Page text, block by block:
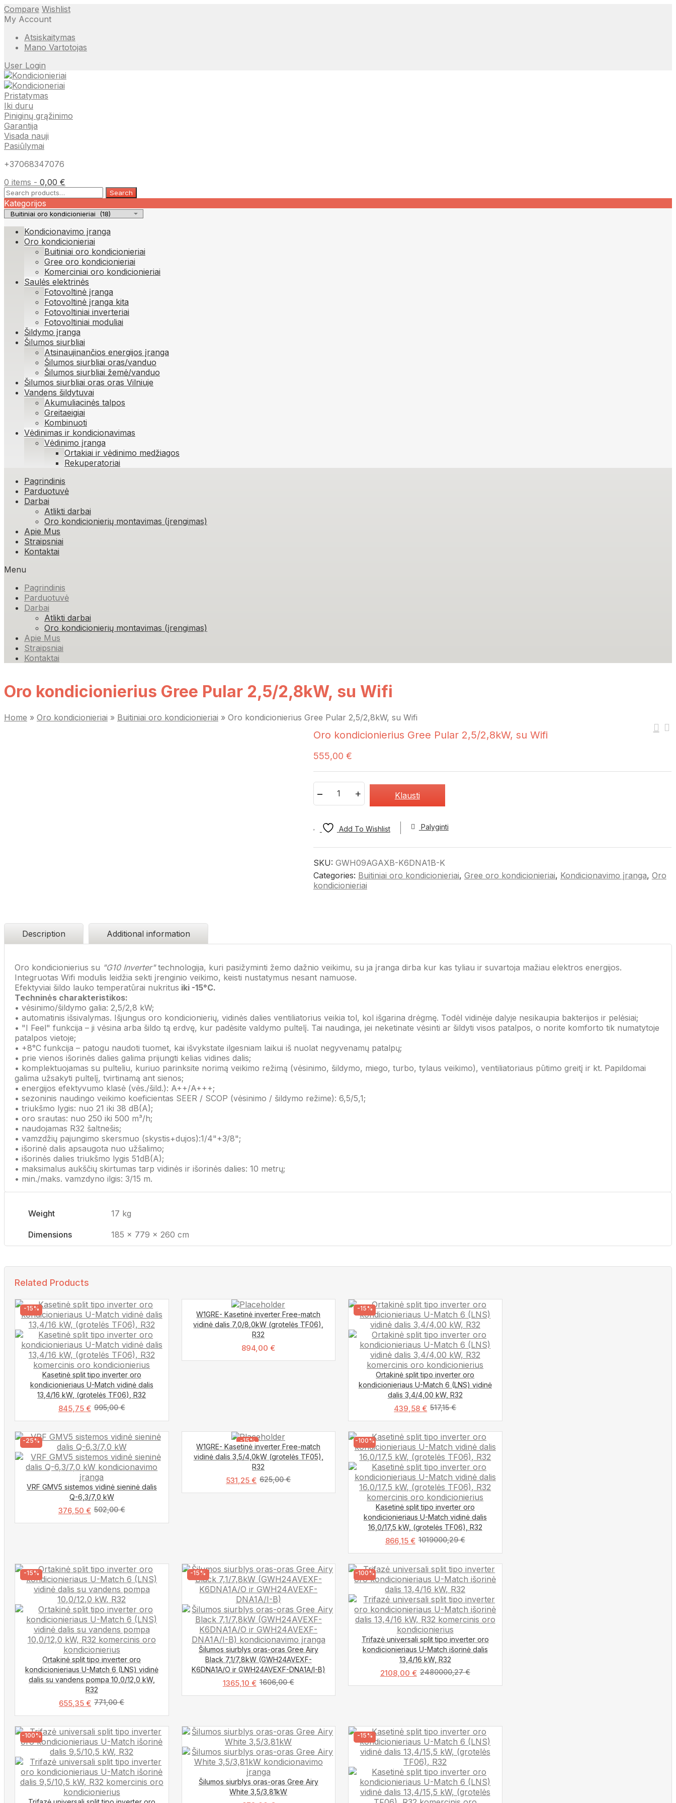
Compare Wishlist
My Account
Atsiskaitymas
Mano Vartotojas
User Login
Pristatymas
Iki duru
Piniginų grąžinimo
Garantija
Visada nauji
Pasiūlymai
+37068347076
0 items - 0,00 €
Search
for:
Search
Kategorijos
Kondicionavimo įranga
Oro kondicionieriai
Buitiniai oro kondicionieriai
Gree oro kondicionieriai
Komerciniai oro kondicionieriai
Saulės elektrinės
Fotovoltinė įranga
Fotovoltinė įranga kita
Fotovoltiniai inverteriai
Fotovoltiniai moduliai
Šildymo įranga
Šilumos siurbliai
Atsinaujinančios energijos įranga
Šilumos siurbliai oras/vanduo
Šilumos siurbliai žemė/vanduo
Šilumos siurbliai oras oras Vilniuje
Vandens šildytuvai
Akumuliacinės talpos
Greitaeigiai
Kombinuoti
Vėdinimas ir kondicionavimas
Vėdinimo įranga
Ortakiai ir vėdinimo medžiagos
Rekuperatoriai
Skip
content
Pagrindinis
Parduotuvė
Darbai
Atlikti darbai
Oro kondicionierių montavimas (įrengimas)
Apie Mus
Straipsniai
Kontaktai
Menu
Pagrindinis
Parduotuvė
Darbai
Atlikti darbai
Oro kondicionierių montavimas (įrengimas)
Apie Mus
Straipsniai
Kontaktai
Oro kondicionierius Gree Pular 2,5/2,8kW, su Wifi
Home » Oro kondicionieriai » Buitiniai oro kondicionieriai » Oro kondicionierius Gree Pular 2,5/2,8kW, su Wifi
Oro kondicionierius Gree Pular 2,5/2,8kW, su Wifi
555,00 €
Klausti
Add To Wishlist Palyginti
SKU: GWH09AGAXB-K6DNA1B-K
Categories: Buitiniai oro kondicionieriai, Gree oro kondicionieriai, Kondicionavimo įranga, Oro
kondicionieriai
Description Additional information
Oro kondicionierius su "G10 Inverter"technologija, kuri pasižyminti žemo dažnio veikimu, su ja įranga dirba kur kas tyliau ir suvartoja mažiau elektros energijos.
Integruotas Wifi modulis leidžia sekti įrenginio veikimo, keisti nustatymus nesant namuose.
Efektyviai šildo lauko temperatūrai nukritus iki -15°C.
Techninės charakteristikos:
• vėsinimo/šildymo galia: 2,5/2,8 kW;
• automatinis išsivalymas. Išjungus oro kondicionierių, vidinės dalies ventiliatorius veikia tol, kol išgarina drėgmę. Todėl vidinėje dalyje nesikaupia bakterijos ir pelėsiai;
• "I Feel" funkcija – ji vėsina arba šildo tą erdvę, kur padėsite valdymo pultelį. Tai naudinga, jei neketinate vėsinti ar šildyti visos patalpos, o norite komforto tik numatytoje
patalpos vietoje;
• +8°C funkcija – patogu naudoti tuomet, kai išvykstate ilgesniam laikui iš nuolat negyvenamų patalpų;
• prie vienos išorinės dalies galima prijungti kelias vidines dalis;
• komplektuojamas su pulteliu, kuriuo parinksite norimą veikimo režimą (vėsinimo, šildymo, miego, turbo, tylaus veikimo), ventiliatoriaus pūtimo greitį ir kt. Papildomai
galima užsakyti pultelį, tvirtinamą ant sienos;
• energijos efektyvumo klasė (vės./šild.): A++/A+++;
• sezoninis naudingo veikimo koeficientas SEER / SCOP (vėsinimo / šildymo režime): 6,5/5,1;
• triukšmo lygis: nuo 21 iki 38 dB(A);
• oro srautas: nuo 250 iki 500 m³/h;
• naudojamas R32 šaltnešis;
• vamzdžių pajungimo skersmuo (skystis+dujos):1/4"+3/8";
• išorinė dalis apsaugota nuo užšalimo;
• išorinės dalies triukšmo lygis 51dB(A);
• maksimalus aukščių skirtumas tarp vidinės ir išorinės dalies: 10 metrų;
• min./maks. vamzdyno ilgis: 3/15 m.
Weight 17 kg
Dimensions 185 × 779 × 260 cm
Related Products
-15%
Kasetinė split tipo inverter oro
kondicionieriaus U-Match vidinė dalis
13,4/16 kW, (grotelės TF06), R32
845,75 € 995,00€
W1GRE- Kasetinė inverter Free-match
vidinė dalis 7,0/8,0kW (grotelės TF06),
R32
894,00 €
-15%
Ortakinė split tipo inverter oro
kondicionieriaus U-Match 6 (LNS) vidinė
dalis 3,4/4,00 kW, R32
439,58 € 517,15€
-25%
VRF GMV5 sistemos vidinė sieninė dalis
Q-6,3/7,0 kW
376,50 € 502,00€
-15%
W1GRE- Kasetinė inverter Free-match
vidinė dalis 3,5/4,0kW (grotelės TF05),
R32
531,25 € 625,00€
-100%
Kasetinė split tipo inverter oro
kondicionieriaus U-Match vidinė dalis
16,0/17,5 kW, (grotelės TF06), R32
866,15 € 1019000,29€
-15%
Ortakinė split tipo inverter oro
kondicionieriaus U-Match 6 (LNS) vidinė
dalis su vandens pompa 10,0/12,0 kW,
R32
655,35 € 771,00€
-15%
Šilumos siurblys oras-oras Gree Airy
Black 7,1/7,8kW (GWH24AVEXF-
K6DNA1A/O ir GWH24AVEXF-DNA1A/I-B)
1365,10 € 1606,00€
-100%
Trifazė universali split tipo inverter oro
kondicionieriaus U-Match išorinė dalis
13,4/16 kW, R32
2108,00 € 2480000,27€
-100%
Šilumos siurblys oras-oras Gree Airy
White 3,5/3,81kW
-15%